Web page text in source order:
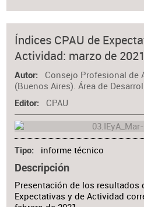
Índices CPAU de
Actividad: marzo de 2021
Autor
Consejo Profesional de
(Buenos Aires). Área de
Editor CPAU
Tipo informe técnico
Descripción
Presentación de los resultados
Expectativas y de Actividad